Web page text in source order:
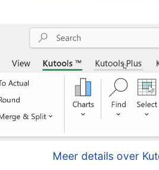
Meer details over